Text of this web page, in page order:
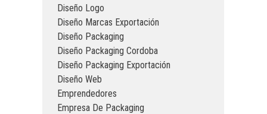
Diseño Logo
Diseño Marcas Exportación
Diseño Packaging
Diseño Packaging Cordoba
Diseño Packaging Exportación
Diseño Web
Emprendedores
Empresa De Packaging